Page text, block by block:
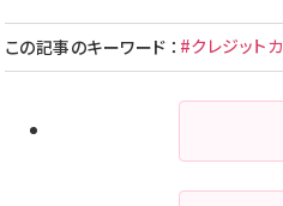
この記事のキーワード ： #クレジット